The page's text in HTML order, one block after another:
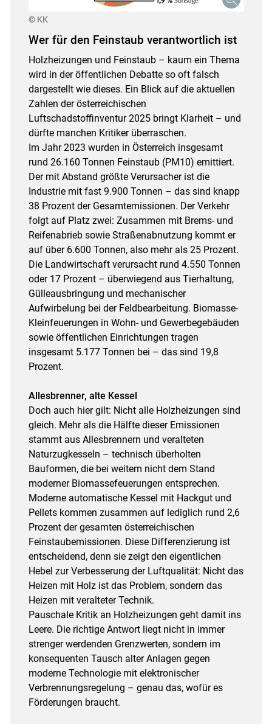
© KK
Wer für den Feinstaub verantwortlich ist
Holzheizungen und Feinstaub – kaum ein Thema
wird in der öffentlichen Debatte so oft falsch
dargestellt wie dieses. Ein Blick auf die aktuellen
Zahlen der österreichischen
Luftschadstoffinventur 2025 bringt Klarheit – und
dürfte manchen Kritiker überraschen.
Im Jahr 2023 wurden in Österreich insgesamt
rund 26.160 Tonnen Feinstaub (PM10) emittiert.
Der mit Abstand größte Verursacher ist die
Industrie mit fast 9.900 Tonnen – das sind knapp
38 Prozent der Gesamtemissionen. Der Verkehr
folgt auf Platz zwei: Zusammen mit Brems- und
Reifenabrieb sowie Straßenabnutzung kommt er
auf über 6.600 Tonnen, also mehr als 25 Prozent.
Die Landwirtschaft verursacht rund 4.550 Tonnen
oder 17 Prozent – überwiegend aus Tierhaltung,
Gülleausbringung und mechanischer
Aufwirbelung bei der Feldbearbeitung. Biomasse-
Kleinfeuerungen in Wohn- und Gewerbegebäuden
sowie öffentlichen Einrichtungen tragen
insgesamt 5.177 Tonnen bei – das sind 19,8
Prozent.
Allesbrenner, alte Kessel
Doch auch hier gilt: Nicht alle Holzheizungen sind
gleich. Mehr als die Hälfte dieser Emissionen
stammt aus Allesbrennern und veralteten
Naturzugkesseln – technisch überholten
Bauformen, die bei weitem nicht dem Stand
moderner Biomassefeuerungen entsprechen.
Moderne automatische Kessel mit Hackgut und
Pellets kommen zusammen auf lediglich rund 2,6
Prozent der gesamten österreichischen
Feinstaubemissionen. Diese Differenzierung ist
entscheidend, denn sie zeigt den eigentlichen
Hebel zur Verbesserung der Luftqualität: Nicht das
Heizen mit Holz ist das Problem, sondern das
Heizen mit veralteter Technik.
Pauschale Kritik an Holzheizungen geht damit ins
Leere. Die richtige Antwort liegt nicht in immer
strenger werdenden Grenzwerten, sondern im
konsequenten Tausch alter Anlagen gegen
moderne Technologie mit elektronischer
Verbrennungsregelung – genau das, wofür es
Förderungen braucht.